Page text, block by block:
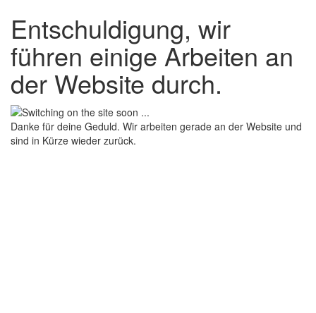
Entschuldigung, wir
führen einige Arbeiten an
der Website durch.
Danke für deine Geduld. Wir arbeiten gerade an der Website und
sind in Kürze wieder zurück.